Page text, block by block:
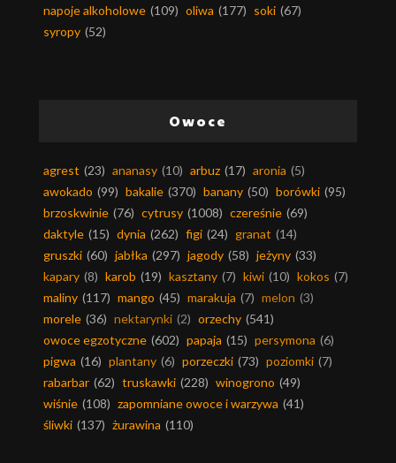
napoje alkoholowe (109) oliwa (177) soki (67)
syropy (52)
Owoce
agrest (23) ananasy (10) arbuz (17) aronia (5)
awokado (99) bakalie (370) banany (50) borówki (95)
brzoskwinie (76) cytrusy (1008) czereśnie (69)
daktyle (15) dynia (262) figi (24) granat (14)
gruszki (60) jabłka (297) jagody (58) jeżyny (33)
kapary (8) karob (19) kasztany (7) kiwi (10) kokos (7)
maliny (117) mango (45) marakuja (7) melon (3)
morele (36) nektarynki (2) orzechy (541)
owoce egzotyczne (602) papaja (15) persymona (6)
pigwa (16) plantany (6) porzeczki (73) poziomki (7)
rabarbar (62) truskawki (228) winogrono (49)
wiśnie (108) zapomniane owoce i warzywa (41)
śliwki (137) żurawina (110)